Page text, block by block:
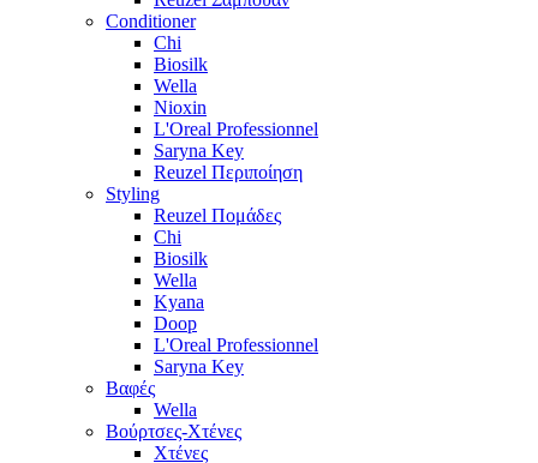
Conditioner
Chi
Biosilk
Wella
Nioxin
L'Oreal Professionnel
Saryna Key
Reuzel Περιποίηση
Styling
Reuzel Πομάδες
Chi
Biosilk
Wella
Kyana
Doop
L'Oreal Professionnel
Saryna Key
Βαφές
Wella
Βούρτσες-Χτένες
Χτένες